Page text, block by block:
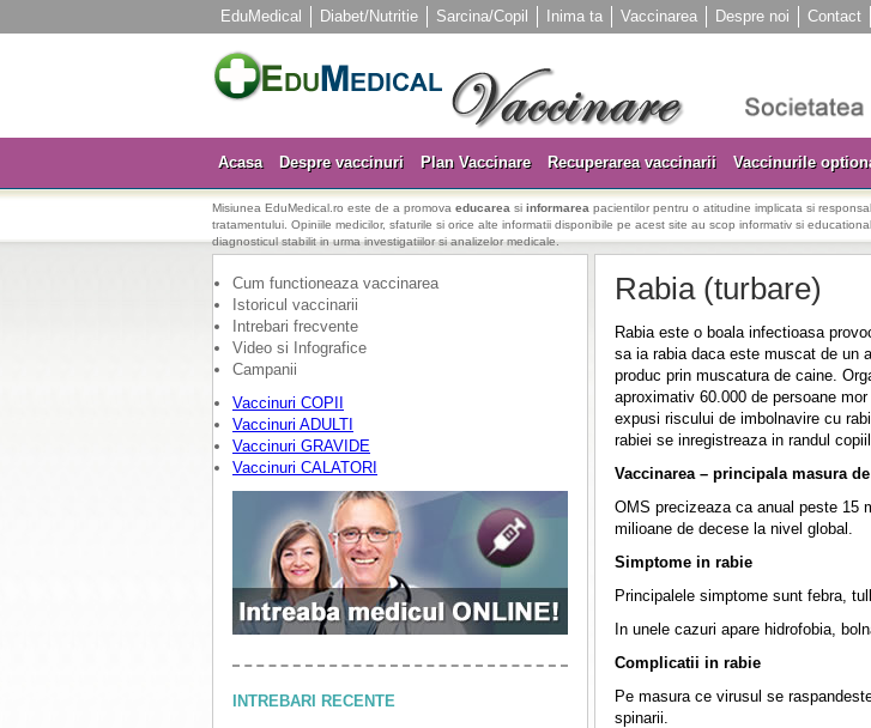
EduMedical Diabet/Nutritie Sarcina/Copil Inima ta Vaccinarea Despre noi Contact
Acasa Despre vaccinuri Plan Vaccinare Recuperarea vaccinarii Vaccinurile
Misiunea EduMedical.ro este de a promova educarea si informarea pacientilor pentru o atitudine implicata si
tratamentului. Opiniile medicilor, sfaturile si orice alte informatii disponibile pe acest site au scop informativ si
diagnosticul stabilit in urma investigatiilor si analizelor medicale.
Cum functioneaza vaccinarea
Istoricul vaccinarii
Intrebari frecvente
Video si Infografice
Campanii
Vaccinuri COPII
Vaccinuri ADULTI
Vaccinuri GRAVIDE
Vaccinuri CALATORI
INTREBARI RECENTE
Rabia (turbare)
Rabia este o boala infectioasa
sa ia rabia daca este muscat de un
produc prin muscatura de caine.
aproximativ 60.000 de persoane
expusi riscului de imbolnavire cu
rabiei se inregistreaza in randul
Vaccinarea – principala masura
OMS precizeaza ca anual peste 15
milioane de decese la nivel global.
Simptome in rabie
Principalele simptome sunt febra,
In unele cazuri apare hidrofobia,
Complicatii in rabie
Pe masura ce virusul se
spinarii.